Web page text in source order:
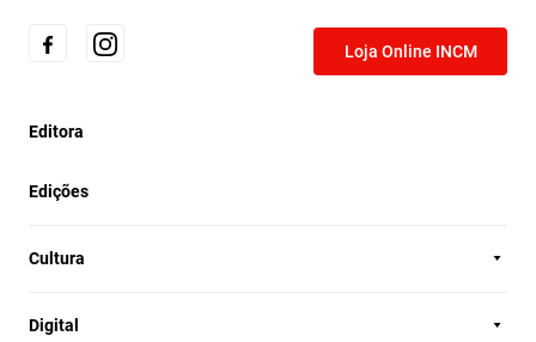
Loja Online INCM
Editora
Edições
Cultura
Digital